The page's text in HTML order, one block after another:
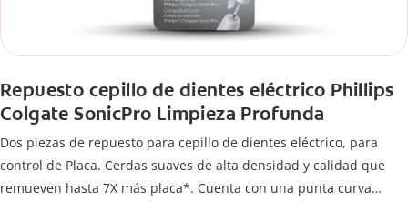
Repuesto cepillo de dientes eléctrico Phillips
Colgate SonicPro Limpieza Profunda
Dos piezas de repuesto para cepillo de dientes eléctrico, para
control de Placa. Cerdas suaves de alta densidad y calidad que
remueven hasta 7X más placa*. Cuenta con una punta curva